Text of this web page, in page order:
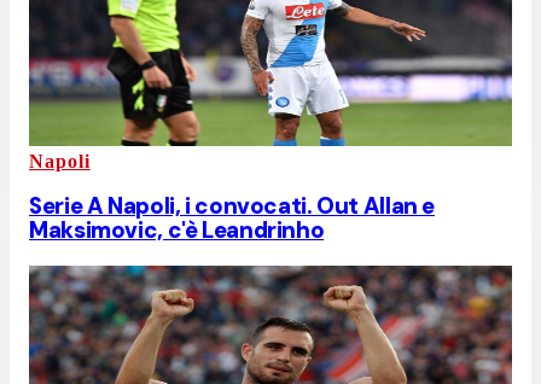
Napoli
Serie A Napoli, i convocati. Out Allan e
Maksimovic, c'è Leandrinho